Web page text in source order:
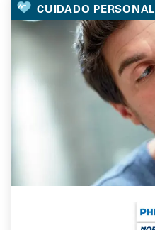
CUIDADO PERSONAL